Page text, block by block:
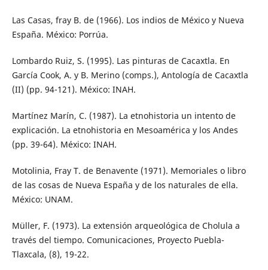
Las Casas, fray B. de (1966). Los indios de México y Nueva
España. México: Porrúa.
Lombardo Ruiz, S. (1995). Las pinturas de Cacaxtla. En
García Cook, A. y B. Merino (comps.), Antología de Cacaxtla
(II) (pp. 94-121). México: INAH.
Martínez Marín, C. (1987). La etnohistoria un intento de
explicación. La etnohistoria en Mesoamérica y los Andes
(pp. 39-64). México: INAH.
Motolinia, Fray T. de Benavente (1971). Memoriales o libro
de las cosas de Nueva España y de los naturales de ella.
México: UNAM.
Müller, F. (1973). La extensión arqueológica de Cholula a
través del tiempo. Comunicaciones, Proyecto Puebla-
Tlaxcala, (8), 19-22.